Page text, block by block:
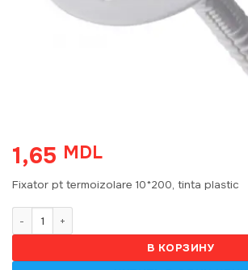
1,65 MDL
Fixator pt termoizolare 10*200, tinta plastic
В КОРЗИНУ